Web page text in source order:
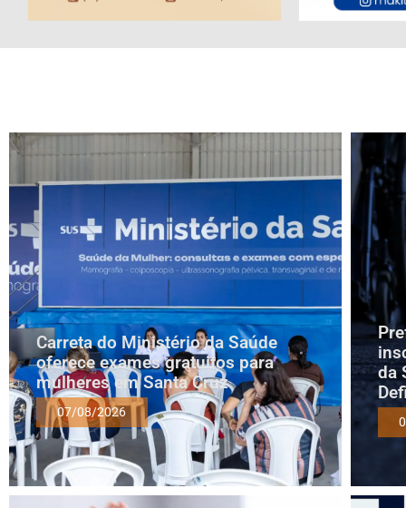
Carreta do Ministério da Saúde
oferece exames gratuitos para
mulheres em Santa Cruz
07/08/2026
da